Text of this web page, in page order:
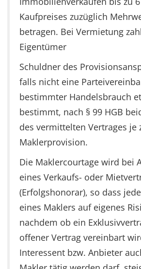
Kaufpreises zuzüglich
betragen. Bei Vermietung
Eigentümer
Schuldner des
falls nicht eine
bestimmter Handelsbrauch
bestimmt, nach § 99 HGB
des vermittelten Vertrages je
Maklerprovision.
Die Maklercourtage wird bei
eines Verkaufs- oder
(Erfolgshonorar), so dass
eines Maklers auf eigenes
nachdem ob ein
offener Vertrag vereinbart
Interessent bzw. Anbieter